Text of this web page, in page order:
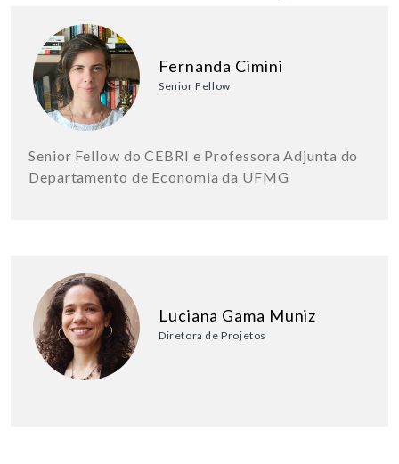
Fernanda Cimini
Senior Fellow
Senior Fellow do CEBRI e Professora Adjunta do
Departamento de Economia da UFMG
Luciana Gama Muniz
Diretora de Projetos